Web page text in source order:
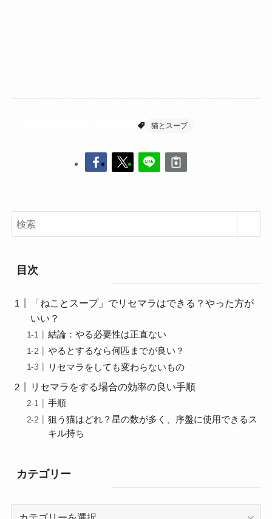
猫とスープ
目次
「ねことスープ」でリセマラはできる？やった方が
いい？
結論：やる必要性は正直ない
やるとするなら何匹までが良い？
リセマラをしても変わらないもの
リセマラをする場合の効率の良い手順
手順
狙う猫はどれ？星の数が多く、序盤に使用できるス
キル持ち
カテゴリー